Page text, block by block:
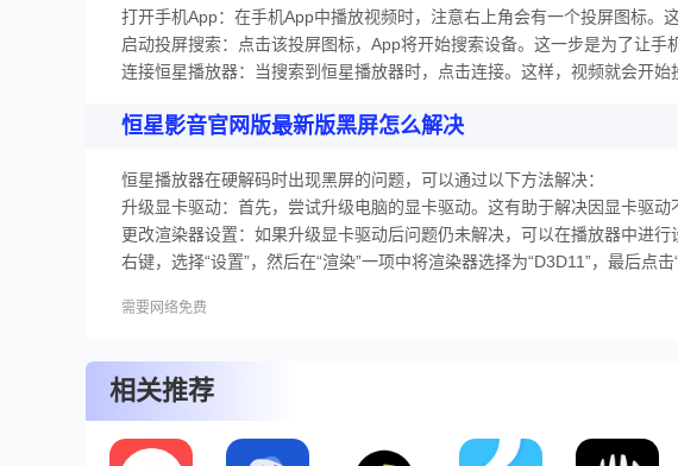
打开手机App：‌在手机App中播放视频时，‌注意右上角会有一个投屏图标。‌
启动投屏搜索：‌点击该投屏图标，‌App将开始搜索设备。‌这一步是为了让手
连接恒星播放器：‌当搜索到恒星播放器时，‌点击连接。‌这样，‌视频就会开始
恒星影音官网版最新版黑屏怎么解决
恒星播放器在硬解码时出现黑屏的问题，‌可以通过以下方法解决：‌
升级显卡驱动：‌首先，‌尝试升级电脑的显卡驱动。‌这有助于解决因显卡驱动
更改渲染器设置：‌如果升级显卡驱动后问题仍未解决，‌可以在播放器中进
右键，‌选择“设置”，‌然后在“渲染”一项中将渲染器选择为“D3D11”，‌最后点击“
需要网络免费
相关推荐